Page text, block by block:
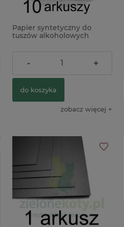
Papier syntetyczny do
tuszów alkoholowych
49,90 zł
- +
do koszyka
zobacz więcej